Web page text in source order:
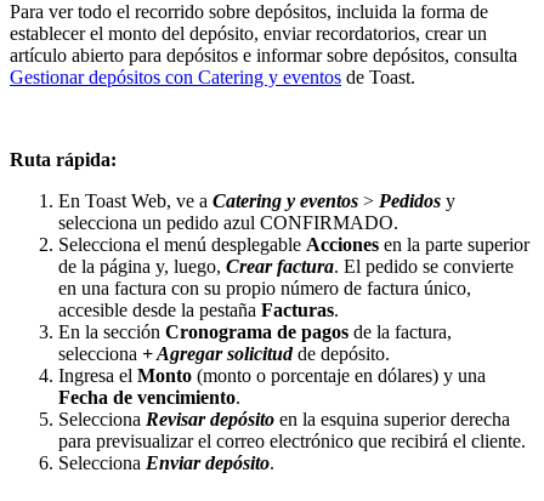
Para ver todo el recorrido sobre depósitos, incluida la forma de
establecer el monto del depósito, enviar recordatorios, crear un
artículo abierto para depósitos e informar sobre depósitos, consulta
Gestionar depósitos con Catering y eventos de Toast.
Ruta rápida:
En Toast Web, ve a Catering y eventos > Pedidos y
selecciona un pedido azul CONFIRMADO.
Selecciona el menú desplegable Acciones en la parte superior
de la página y, luego, Crear factura. El pedido se convierte
en una factura con su propio número de factura único,
accesible desde la pestaña Facturas.
En la sección Cronograma de pagos de la factura,
selecciona + Agregar solicitudde depósito.
Ingresa el Monto (monto o porcentaje en dólares) y una
Fecha de vencimiento.
Selecciona Revisar depósito en la esquina superior derecha
para previsualizar el correo electrónico que recibirá el cliente.
Selecciona Enviar depósito.